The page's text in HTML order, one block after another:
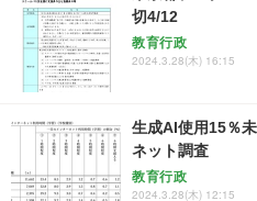
切4/12
教育行政
2024.3.28(木) 16:15
生成AI使用15％
ネット調査
教育行政
2024.3.28(木) 12:15